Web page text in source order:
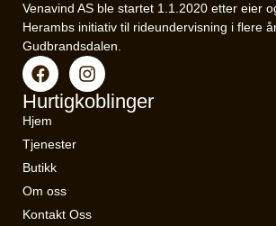
Venavind AS ble startet 1.1.2020 etter eier
Herambs initiativ til rideundervisning i flere
Gudbrandsdalen.
Hurtigkoblinger
Hjem
Tjenester
Butikk
Om oss
Kontakt Oss